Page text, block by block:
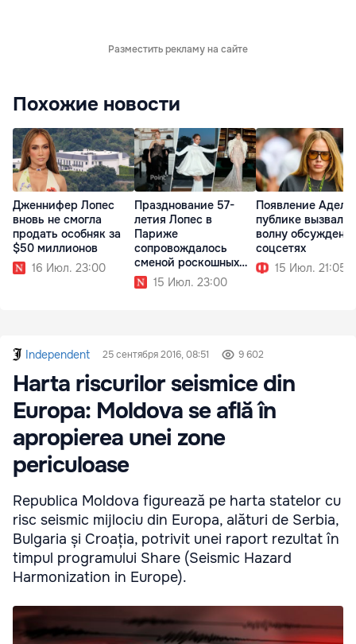
Разместить рекламу на сайте
Похожие новости
Дженнифер Лопес
вновь не смогла
продать особняк за
$50 миллионов
16 Июл. 23:00
Празднование 57-
летия Лопес в
Париже
сопровождалось
сменой роскошных
образов
15 Июл. 23:00
Появление Адель
публике вызвало
волну
соцсетях
15 Июл. 21:05
Independent 25 сентября 2016, 08:51 9 602
Harta riscurilor seismice din
Europa: Moldova se află în
apropierea unei zone
periculoase
Republica Moldova figurează pe harta statelor cu
risc seismic mijlociu din Europa, alături de Serbia,
Bulgaria și Croația, potrivit unei raport rezultat în
timpul programului Share (Seismic Hazard
Harmonization in Europe).